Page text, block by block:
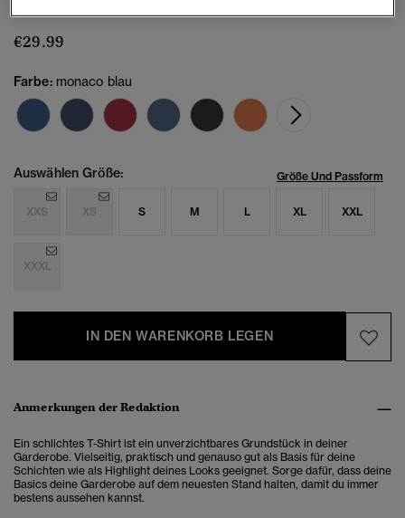
€29.99
Farbe: monaco blau
Auswählen Größe: Größe Und Passform
XXS XS S M L XL XXL
XXXL
IN DEN WARENKORB LEGEN
Anmerkungen der Redaktion
Ein schlichtes T-Shirt ist ein unverzichtbares Grundstück in deiner
Garderobe. Vielseitig, praktisch und genauso gut als Basis für deine
Schichten wie als Highlight deines Looks geeignet. Sorge dafür, dass deine
Basics deine Garderobe auf dem neuesten Stand halten, damit du immer
bestens aussehen kannst.